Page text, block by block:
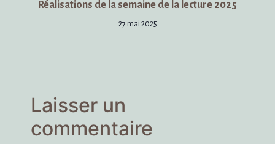
Réalisations de la semaine de la lecture 2025
27 mai 2025
Laisser un
commentaire